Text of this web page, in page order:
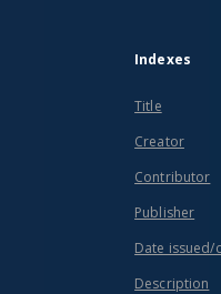
Indexes
Title
Creator
Contributor
Publisher
Date issued/
Description